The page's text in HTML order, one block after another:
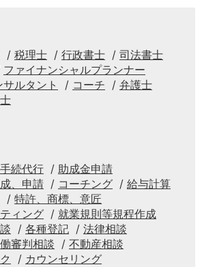
税理士 行政書士
司法書士
ファイナンシャルプランナー
サルタント コーチ
弁護士
続代行
助成金申請
、申請
コーチング
給与計算
特許、商標、意匠
ィング
就業規則等規程作成
各種登記
法律相談
審判相談
不動産相談
カウンセリング